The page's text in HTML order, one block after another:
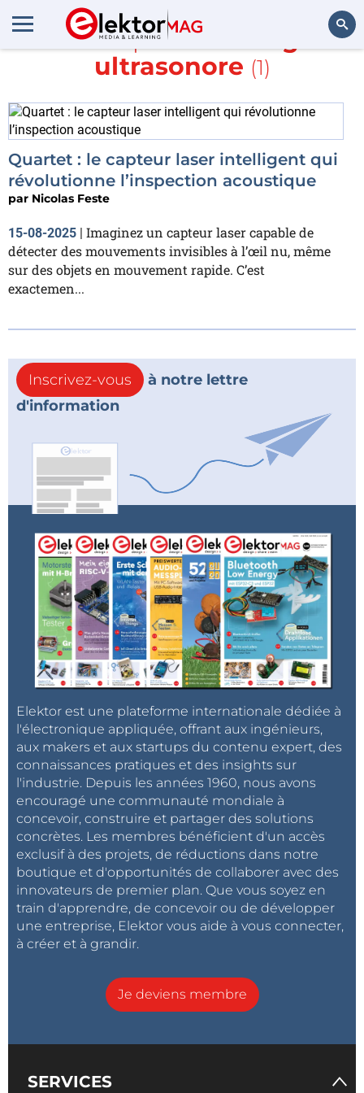
En savoir plus sur
Imagerie
ultrasonore (1)
Quartet : le capteur laser intelligent qui
révolutionne l’inspection acoustique
par Nicolas Feste
15-08-2025 | Imaginez un capteur laser capable de
détecter des mouvements invisibles à l’œil nu, même
sur des objets en mouvement rapide. C’est
exactemen...
Inscrivez-vous
à notre lettre
d'information
Elektor est une plateforme internationale dédiée à
l'électronique appliquée, offrant aux ingénieurs,
aux makers et aux startups du contenu expert, des
connaissances pratiques et des insights sur
l'industrie. Depuis les années 1960, nous avons
encouragé une communauté mondiale à
concevoir, construire et partager des solutions
concrètes. Les membres bénéficient d'un accès
exclusif à des projets, de réductions dans notre
boutique et d'opportunités de collaborer avec des
innovateurs de premier plan. Que vous soyez en
train d'apprendre, de concevoir ou de développer
une entreprise, Elektor vous aide à vous connecter,
à créer et à grandir.
Je deviens membre
SERVICES